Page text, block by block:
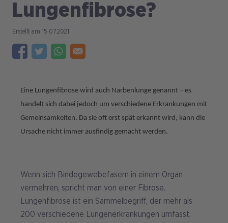
Lungenfibrose?
15.07.2021
Eine Lungenfibrose wird auch Narbenlunge genannt – es
handelt sich dabei jedoch um verschiedene Erkrankungen mit
Gemeinsamkeiten. Da sie oft erst spät erkannt wird, kann die
Ursache nicht immer ausfindig gemacht werden.
Wenn sich Bindegewebefasern in einem Organ
vermehren, spricht man von einer Fibrose.
Lungenfibrose ist ein Sammelbegriff, der mehr als
200 verschiedene Lungenerkrankungen umfasst.